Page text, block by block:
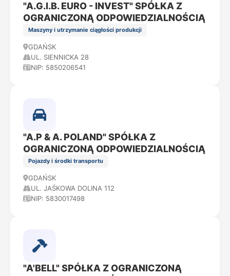
"A.G.I.B. EURO - INVEST" SPÓŁKA Z
OGRANICZONĄ ODPOWIEDZIALNOŚCIĄ
Maszyny i utrzymanie ciągłości produkcji
GDAŃSK
UL. SIENNICKA 28
NIP: 5850206541
"A.P & A. POLAND" SPÓŁKA Z
OGRANICZONĄ ODPOWIEDZIALNOŚCIĄ
Pojazdy i środki transportu
GDAŃSK
UL. JAŚKOWA DOLINA 112
NIP: 5830017498
"A'BELL" SPÓŁKA Z OGRANICZONĄ